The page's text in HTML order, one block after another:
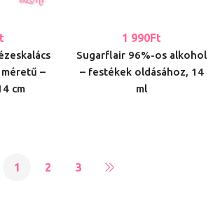
–
cm
1 990Ft
Sugarflair 96%-os alkohol
– festékek oldásához, 14
ml
1 2 3